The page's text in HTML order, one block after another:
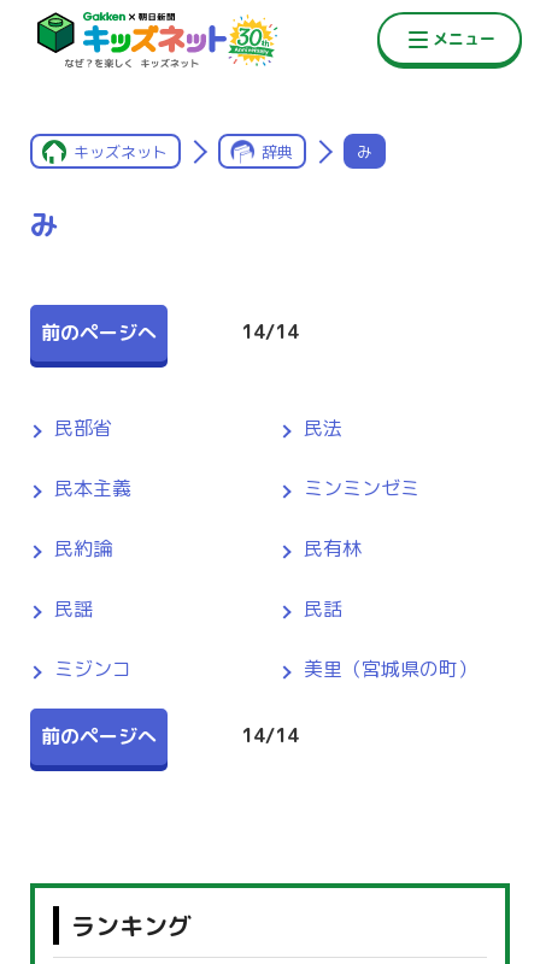
キッズネット 辞典 み
み
前のページへ 14/14
民部省 民法
民本主義 ミンミンゼミ
民約論 民有林
民謡 民話
ミジンコ 美里（宮城県の町）
前のページへ 14/14
ランキング